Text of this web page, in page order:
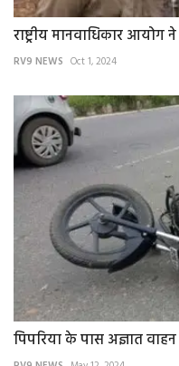
राष्ट्रीय मानवाधिकार
RV9 NEWS Oct 1, 2024
पिपरिया के पास अज्ञात